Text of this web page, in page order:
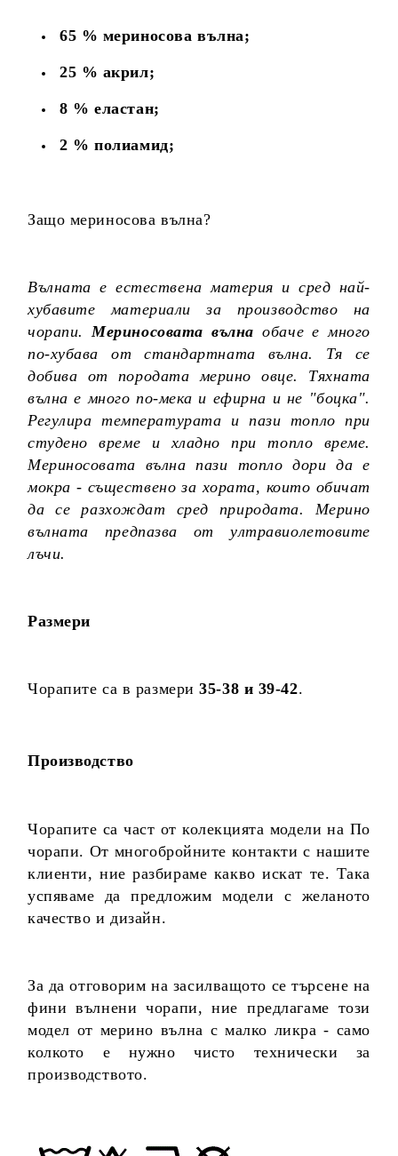
65 % мериносова вълна;
25 % акрил;
8 % еластан;
2 % полиамид;
Защо мериносова вълна?
Вълната е естествена материя и сред най-
хубавите материали за производство на
чорапи. Мериносовата вълна обаче е много
по-хубава от стандартната вълна. Тя се
добива от породата мерино овце. Тяхната
вълна е много по-мека и ефирна и не "боцка".
Регулира температурата и пази топло при
студено време и хладно при топло време.
Мериносовата вълна пази топло дори да е
мокра - съществено за хората, които обичат
да се разхождат сред природата. Мерино
вълната предпазва от ултравиолетовите
лъчи.
Размери
Чорапите са в размери35-38 и 39-42.
Производство
Чорапите са част от колекцията модели на По
чорапи. От многобройните контакти с нашите
клиенти, ние разбираме какво искат те. Така
успяваме да предложим модели с желаното
качество и дизайн.
За да отговорим на засилващото се търсене на
фини вълнени чорапи, ние предлагаме този
модел от мерино вълна с малко ликра - само
колкото е нужно чисто технически за
производството.